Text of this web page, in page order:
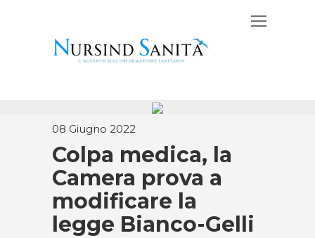
08 Giugno 2022
Colpa medica, la
Camera prova a
modificare la
legge Bianco-Gelli